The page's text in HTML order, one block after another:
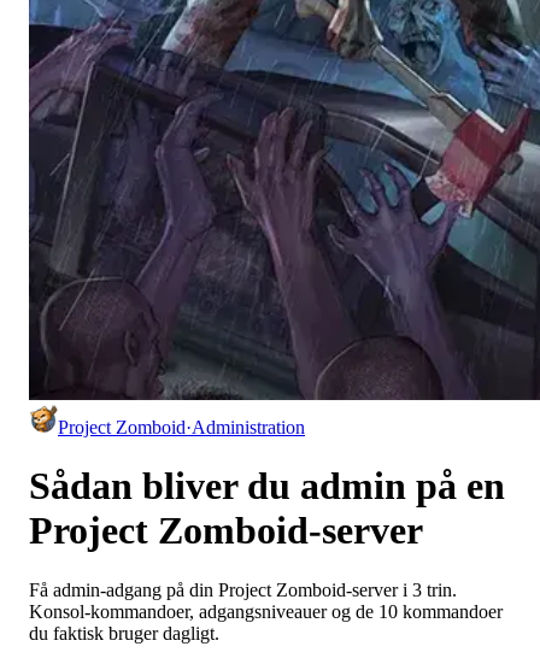
Project Zomboid·Administration
Sådan bliver du admin på en
Project Zomboid-server
Få admin-adgang på din Project Zomboid-server i 3 trin.
Konsol-kommandoer, adgangsniveauer og de 10 kommandoer
du faktisk bruger dagligt.